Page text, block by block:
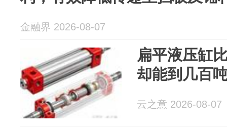
金融界 2026-08-07
扁平液压缸
却能到几百
云之意 2026-08-07